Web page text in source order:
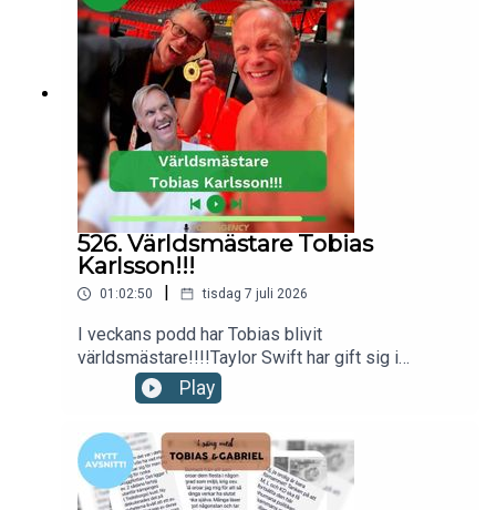
Gabriel produceras av Poddagency
526. Världsmästare Tobias
Karlsson!!!
01:02:50 tisdag 7 juli 2026
I veckans podd har Tobias blivit
världsmästare!!!!Taylor Swift har gift sig i
Madison Square Garden.Kanada kliver in i
Eurovision Song Contest 2027.Ska AI få hjälpa
oss att hitta dejter i framtiden?Till sist listar vi tre
gånger vi har varit modiga den sista tiden.Nu kör
vi!kontakt: hello@poddagency.comI säng med
Tobias & Gabriel produceras av Poddagency
Play